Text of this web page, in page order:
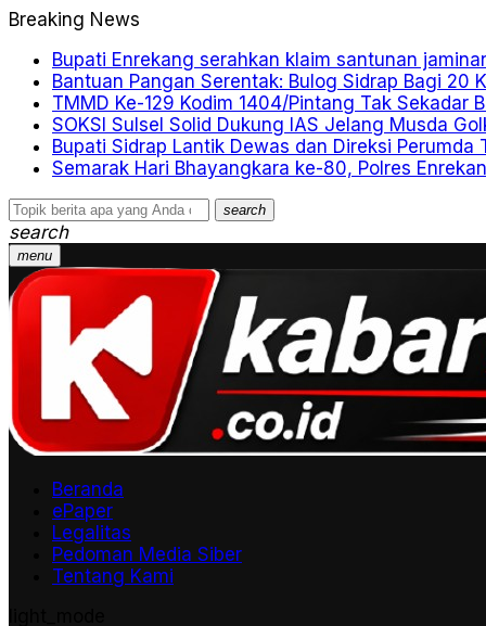
Breaking News
Bupati Enrekang serahkan klaim santunan
Bantuan Pangan Serentak: Bulog Sidrap Bagi 20
TMMD Ke-129 Kodim 1404/Pintang Tak Sekadar
SOKSI Sulsel Solid Dukung IAS Jelang Musda
Bupati Sidrap Lantik Dewas dan Direksi
Semarak Hari Bhayangkara ke-80, Polres
search
search
menu
Beranda
ePaper
Legalitas
Pedoman Media Siber
Tentang Kami